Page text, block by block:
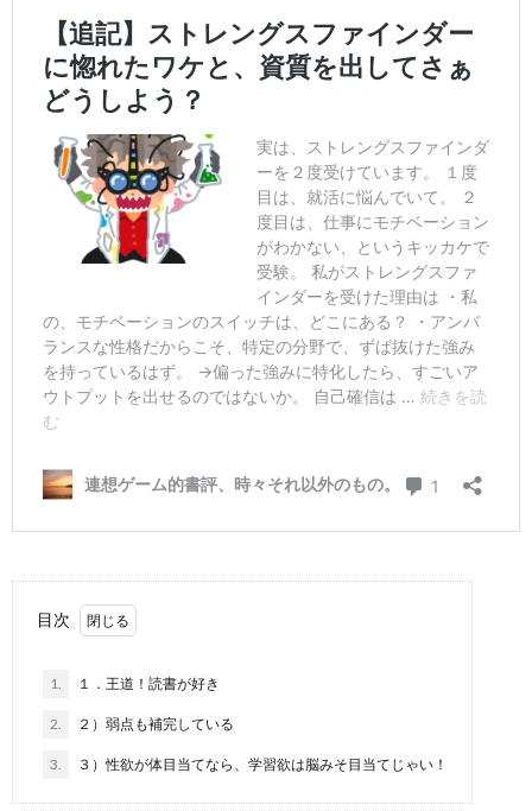
目次
1. １．王道！読書が好き
2. ２）弱点も補完している
3. ３）性欲が体目当てなら、学習欲は脳みそ目当てじゃい！